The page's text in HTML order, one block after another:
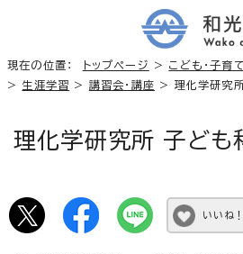
現在の位置： トップページ > こども・子育
> 生涯学習 > 講習会・講座 > 理化学研究
理化学研究所 子ども
いいね！